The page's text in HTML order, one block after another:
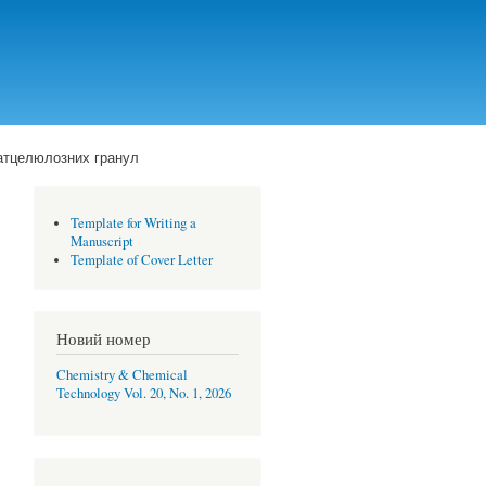
гранул
Template for Writing a
Manuscript
Template of Cover Letter
Новий номер
Chemistry & Chemical
Technology Vol. 20, No. 1, 2026